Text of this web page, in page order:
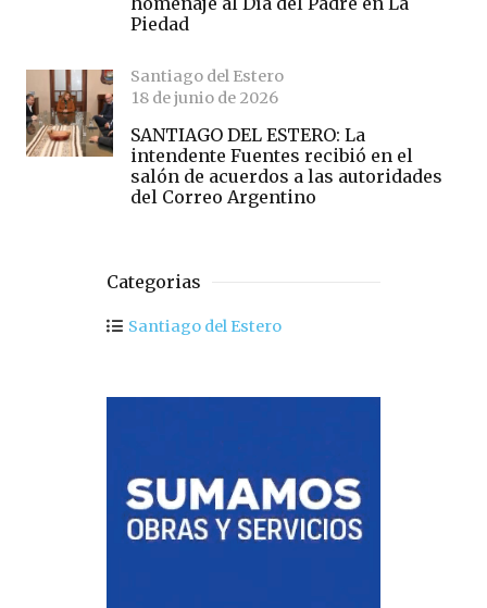
Piedad
Santiago del Estero
18 de junio de 2026
SANTIAGO DEL ESTERO: La
intendente Fuentes recibió en el
salón de acuerdos a las autoridades
del Correo Argentino
Categorias
Santiago del Estero